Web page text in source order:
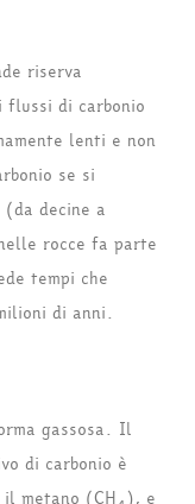
riserva
flussi di carbonio
lenti e non
se si
(da decine a
rocce fa parte
tempi che
di anni.
gassosa. Il
di carbonio è
metano (CH ), e